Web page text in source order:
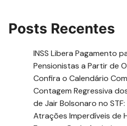
Posts Recentes
INSS Libera Pagamento
Pensionistas a Partir de
Confira o Calendário
Contagem Regressiva
de Jair Bolsonaro no
Atrações Imperdíveis de